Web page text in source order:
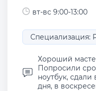
вт-вс 9:00-13:00
Специализация:
Хороший
Попросили
ноутбук, сдали
дня, в